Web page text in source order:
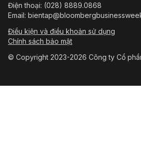
Điện thoại: (028) 8889.0868
Email:
Điều kiện và điều khoản sử dụng
Chính sách bảo mật
© Copyright 2023-2026 Công ty Cổ